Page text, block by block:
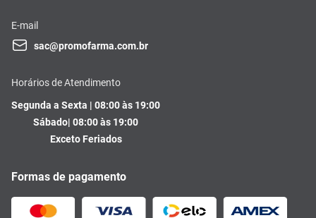
E-mail
sac@promofarma.com.br
Horários de Atendimento
Segunda a Sexta | 08:00 às 19:00
Sábado| 08:00 às 19:00
Exceto Feriados
Formas de pagamento